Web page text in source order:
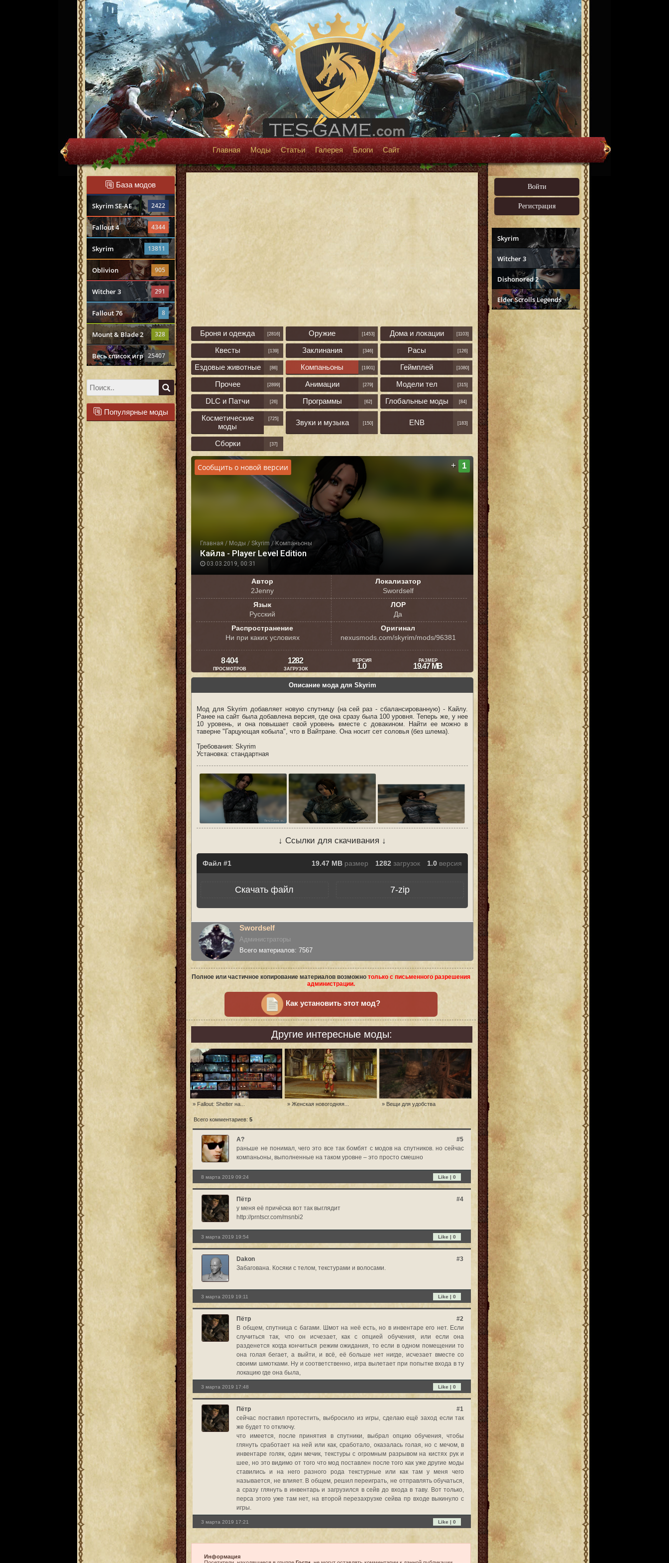
Главная Моды Статьи Галерея Блоги Сайт
База модов
Skyrim SE-AE 2422
Fallout 4 4344
Skyrim 13811
Oblivion 905
Witcher 3 291
Fallout 76 8
Mount & Blade 2 328
Весь список игр 25407
Популярные моды
Войти
Регистрация
Skyrim
Witcher 3
Dishonored 2
Elder Scrolls Legends
Броня и одежда [2816] Оружие [1453] Дома и локации [1103]
Квесты [139] Заклинания [346] Расы [126]
Ездовые животные [86] Компаньоны [1901] Геймплей [1080]
Прочее [2899] Анимации [279] Модели тел [315]
DLC и Патчи [26] Программы [62] Глобальные моды [84]
Косметические
моды
[725] Звуки и музыка [150] ENB [183]
Сборки [37]
Главная / Моды / Skyrim / Компаньоны
03.03.2019, 00:31
Кайла - Player Level Edition
Сообщить о новой версии + 1
Автор
2Jenny
Локализатор
Swordself
Язык
Русский
ЛОР
Да
Распространение
Ни при каких условиях
Оригинал
nexusmods.com/skyrim/mods/96381
8 404
ПРОСМОТРОВ
1282
ЗАГРУЗОК
ВЕРСИЯ
1.0
РАЗМЕР
19.47 MB
Описание мода для Skyrim
Мод для Skyrim добавляет новую спутницу (на сей раз - сбалансированную) - Кайлу.
Ранее на сайт была добавлена версия, где она сразу была 100 уровня. Теперь же, у нее
10 уровень, и она повышает свой уровень вместе с довакином. Найти ее можно в
таверне "Гарцующая кобыла", что в Вайтране. Она носит сет соловья (без шлема).
Требования: Skyrim
Установка: стандартная
↓ Ссылки для скачивания ↓
Файл 19.47 MB размер 1282 загрузок 1.0 версия
Скачать файл 7-zip
Swordself
Администраторы
Всего материалов: 7567
Полное или частичное копирование материалов возможно только с письменного разрешения
администрации.
Как установить этот мод?
Другие интересные моды:
» Fallout: Shelter на... » Женская новогодняя... » Вещи для удобства
Всего комментариев: 5
А?
#5
раньше не понимал, чего это все так бомбят с модов на спутников. но сейчас
компаньоны, выполненные на таком уровне – это просто смешно
8 марта 2019 09:24 Like | 0
Пётр
#4
у меня её причёска вот так выглядит
http://prntscr.com/msnbi2
3 марта 2019 19:54 Like | 0
Dakon
#3
Забагована. Косяки с телом, текстурами и волосами.
3 марта 2019 19:11 Like | 0
Пётр
#2
В общем, спутница с багами. Шмот на неё есть, но в инвентаре его нет. Если
случиться так, что он исчезает, как с опцией обучения, или если она
разденется когда кончиться режим ожидания, то если в одном помещении то
она голая бегает, а выйти, и всё, её больше нет нигде, исчезает вместе со
своими шмотками. Ну и соответственно, игра вылетает при попытке входа в ту
локацию где она была,
3 марта 2019 17:48 Like | 0
Пётр
#1
сейчас поставил протестить, выбросило из игры, сделаю ещё заход если так
же будет то отключу.
что имеется, после принятия в спутники, выбрал опцию обучения, чтобы
глянуть сработает на ней или как, сработало, оказалась голая, но с мечом, в
инвентаре голяк, один мечик, текстуры с огромным разрывом на кистях рук и
шее, но это видимо от того что мод поставлен после того как уже другие моды
ставились и на него разного рода текстурные или как там у меня чего
называется, не влияет. В общем, решил переиграть, не отправлять обучаться,
а сразу глянуть в инвентарь и загрузился в сейв до входа в таву. Вот только,
перса этого уже там нет, на второй перезахрузке сейва пр входе выкинуло с
игры.
3 марта 2019 17:21 Like | 0
Информация